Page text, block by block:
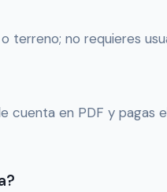
terreno; no requieres
cuenta en PDF y pagas